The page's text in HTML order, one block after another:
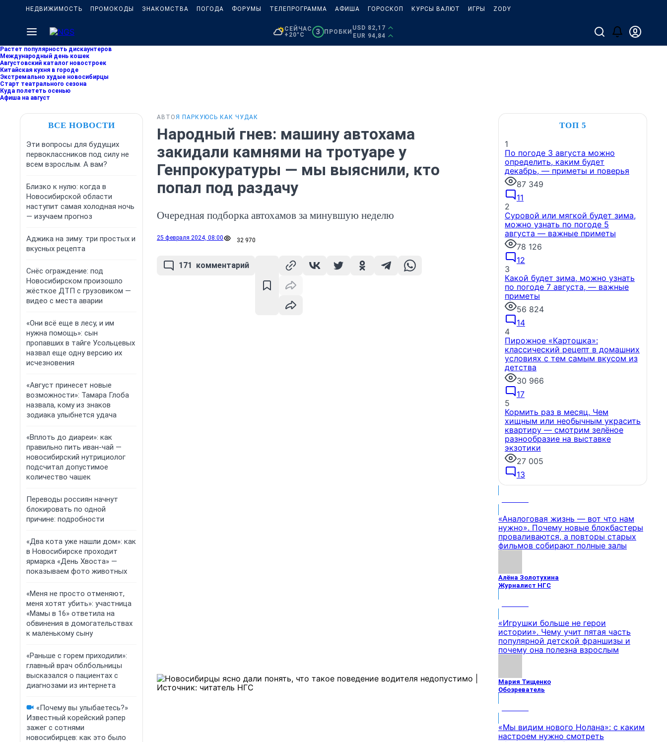
НЕДВИЖИМОСТЬ ПРОМОКОДЫ ЗНАКОМСТВА ПОГОДА ФОРУМЫ ТЕЛЕПРОГРАММА АФИША ГОРОСКОП КУРСЫ ВАЛЮТ ИГРЫ ZODY
СЕЙЧАС
+20°C
3 ПРОБКИ
USD 82,17
EUR 94,84
Растет популярность дискаунтеров
Международный день кошек
Августовский каталог новостроек
Китайская кухня в городе
Экстремально худые новосибирцы
Старт театрального сезона
Куда полететь осенью
Афиша на август
ВСЕ НОВОСТИ
Эти вопросы для будущих
первоклассников под силу не
всем взрослым. А вам?
Близко к нулю: когда в
Новосибирской области
наступит самая холодная ночь
— изучаем прогноз
Аджика на зиму: три простых и
вкусных рецепта
Снёс ограждение: под
Новосибирском произошло
жёсткое ДТП с грузовиком —
видео с места аварии
«Они всё еще в лесу, и им
нужна помощь»: сын
пропавших в тайге Усольцевых
назвал еще одну версию их
исчезновения
«Август принесет новые
возможности»: Тамара Глоба
назвала, кому из знаков
зодиака улыбнется удача
«Вплоть до диареи»: как
правильно пить иван-чай —
новосибирский нутрициолог
подсчитал допустимое
количество чашек
Переводы россиян начнут
блокировать по одной
причине: подробности
«Два кота уже нашли дом»: как
в Новосибирске проходит
ярмарка «День Хвоста» —
показываем фото животных
«Меня не просто отменяют,
меня хотят убить»: участница
«Мамы в 16» ответила на
обвинения в домогательствах
к маленькому сыну
«Раньше с горем приходили»:
главный врач облбольницы
высказался о пациентах с
диагнозами из интернета
«Почему вы улыбаетесь?»
Известный корейский рэпер
зажег с сотнями
новосибирцев: как это было
АВТОЯ ПАРКУЮСЬ КАК ЧУДАК
Народный гнев: машину автохама
закидали камнями на тротуаре у
Генпрокуратуры — мы выяснили, кто
попал под раздачу
Очередная подборка автохамов за минувшую неделю
25 февраля 2024, 08:00 32 970
171 комментарий
ТОП 5
1
По погоде 3 августа можно
определить, каким будет
декабрь, — приметы и поверья
87 349
11
2
Суровой или мягкой будет зима,
можно узнать по погоде 5
августа — важные приметы
78 126
12
3
Какой будет зима, можно узнать
по погоде 7 августа, — важные
приметы
56 824
14
4
Пирожное «Картошка»:
классический рецепт в домашних
условиях с тем самым вкусом из
детства
30 966
17
5
Кормить раз в месяц. Чем
хищным или необычным украсить
квартиру — смотрим зелёное
разнообразие на выставке
экзотики
27 005
13
«Аналоговая жизнь — вот что нам
нужно». Почему новые блокбастеры
проваливаются, а повторы старых
фильмов собирают полные залы
Алёна Золотухина
Журналист НГС
«Игрушки больше не герои
истории». Чему учит пятая часть
популярной детской франшизы и
почему она полезна взрослым
Мария Тищенко
Обозреватель
«Мы видим нового Нолана»: с каким
настроем нужно смотреть